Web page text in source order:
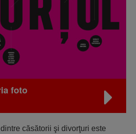
foto
căsătorii şi divorţuri este